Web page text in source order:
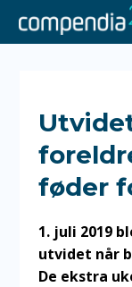
føder
1. juli 2019
utvidet når
De ekstra